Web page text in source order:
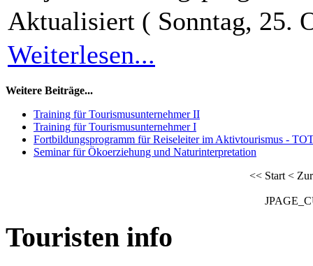
Aktualisiert ( Sonntag, 25.
Weiterlesen...
Weitere Beiträge...
Training für Tourismusunternehmer II
Training für Tourismusunternehmer I
Fortbildungsprogramm für Reiseleiter im Aktivtourismus -
Seminar für Ökoerziehung und Naturinterpretation
<< Start<
Touristen info